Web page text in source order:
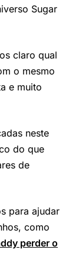
Sugar
claro qual
o mesmo
e muito
neste
do que
de
para ajudar
como
perder o